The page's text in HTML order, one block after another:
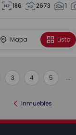
186 2673 1
Mapa Lista
3 4 5 ...
Inmuebles